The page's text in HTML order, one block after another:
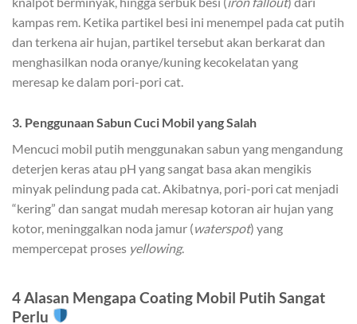
kampas rem. Ketika partikel besi ini menempel pada cat putih
dan terkena air hujan, partikel tersebut akan berkarat dan
menghasilkan noda oranye/kuning kecokelatan yang
meresap ke dalam pori-pori cat.
3. Penggunaan Sabun Cuci Mobil yang Salah
Mencuci mobil putih menggunakan sabun yang mengandung
deterjen keras atau pH yang sangat basa akan mengikis
minyak pelindung pada cat. Akibatnya, pori-pori cat menjadi
“kering” dan sangat mudah meresap kotoran air hujan yang
kotor, meninggalkan noda jamur (waterspot) yang
mempercepat proses yellowing.
4 Alasan Mengapa Coating Mobil Putih Sangat
Perlu